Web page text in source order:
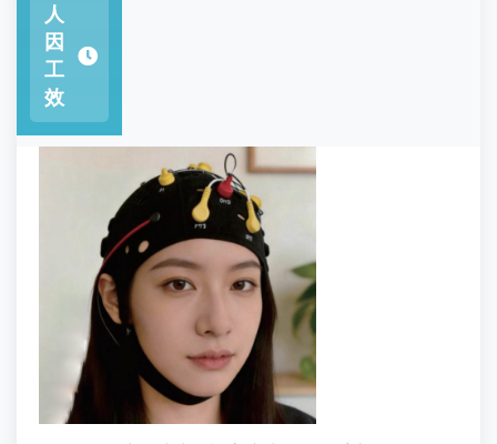
人
因
工
效